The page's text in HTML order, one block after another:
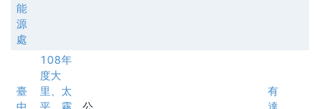
能
源
處
臺
108年
度大
里、太
有